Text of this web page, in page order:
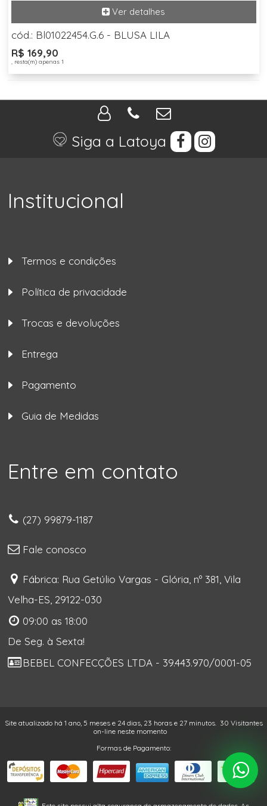
cód.: Bl01022454.G.6 - BLUSA LILA
R$ 169,90
, resta(m) apenas 1
Siga a Latoya
Institucional
Termos e condições
Política de privacidade
Trocas e devoluções
Entrega
Pagamento
Guia de Medidas
Entre em contato
(27) 99879-1187
Fale conosco
Fábrica: Rua Getúlio Vargas - Glória, nº 381, Vila
Velha-ES, 29122-030
09:00 as 18:00
De Seg. à Sexta!
BEBEL CONFECÇÕES LTDA - 39.443.970/0001-05
Site atualizado há 1 ano, 5 meses e 24 dias, 23 horas e 27 minutos. 30 Visitantes
on-line neste momento
Formas de Pagamento: